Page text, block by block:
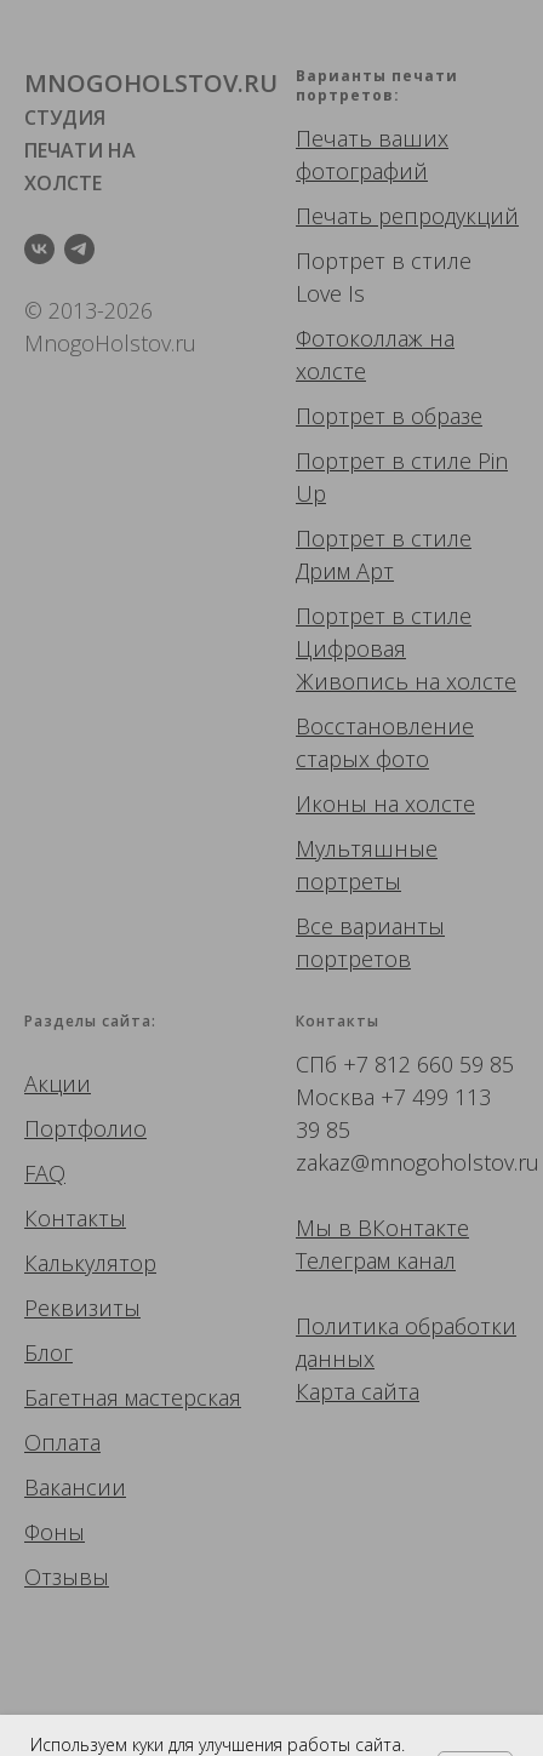
Используем куки для улучшения работы сайта.
MNOGOHOLSTOV.RU
СТУДИЯ
ПЕЧАТИ НА
ХОЛСТЕ
© 2013-2026
MnogoHolstov.ru
Варианты печати
портретов:
Печать ваших
фотографий
Печать репродукций
Портрет в стиле
Love Is
Фотоколлаж на
холсте
Портрет в образе
Портрет в стиле Pin
Up
Портрет в стиле
Дрим Арт
Портрет в стиле
Цифровая
Живопись на холсте
Восстановление
старых фото
Иконы на холсте
Мультяшные
портреты
Все варианты
портретов
Разделы сайта:
Акции
Портфолио
FAQ
Контакты
Калькулятор
Реквизиты
Блог
Багетная мастерская
Оплата
Вакансии
Фоны
Отзывы
Контакты
СПб +7 812 660 59 85
Москва +7 499 113
39 85
zakaz@mnogoholstov.ru
Мы в ВКонтакте
Телеграм канал
Политика обработки
данных
Карта сайта